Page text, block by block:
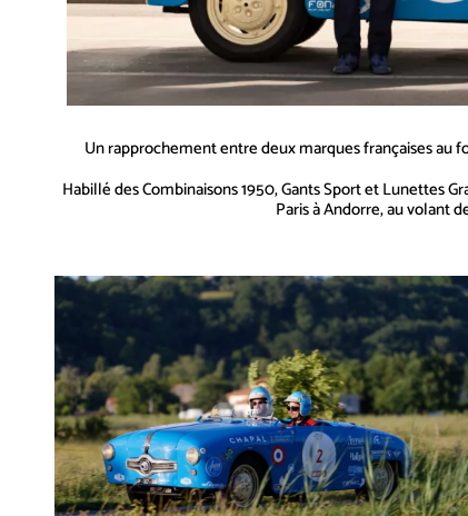
Un rapprochement entre deux marques françaises
Habillé des Combinaisons 1950, Gants Sport et Lunettes
Paris à Andorre, au volant